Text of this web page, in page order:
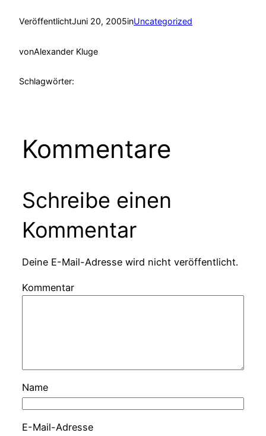
VeröffentlichtJuni 20, 2005inUncategorized
vonAlexander Kluge
Schlagwörter:
Kommentare
Schreibe einen
Kommentar
Deine E-Mail-Adresse wird nicht veröffentlicht.
Kommentar
Name
E-Mail-Adresse